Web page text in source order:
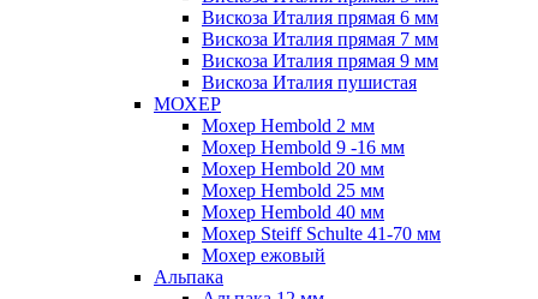
Вискоза Италия прямая 6 мм
Вискоза Италия прямая 7 мм
Вискоза Италия прямая 9 мм
Вискоза Италия пушистая
МОХЕР
Мохер Hembold 2 мм
Мохер Hembold 9 -16 мм
Мохер Hembold 20 мм
Мохер Hembold 25 мм
Мохер Hembold 40 мм
Мохер Steiff Schulte 41-70 мм
Мохер ежовый
Альпака